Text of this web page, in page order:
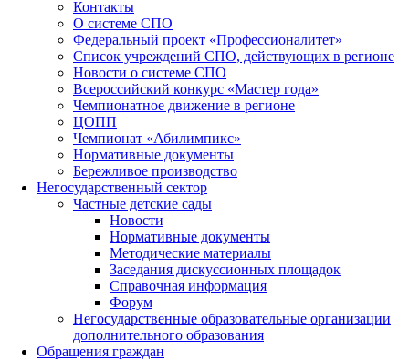
Контакты
О системе СПО
Федеральный проект «Профессионалитет»
Список учреждений СПО, действующих в регионе
Новости о системе СПО
Всероссийский конкурс «Мастер года»
Чемпионатное движение в регионе
ЦОПП
Чемпионат «Абилимпикс»
Нормативные документы
Бережливое производство
Негосударственный сектор
Частные детские сады
Новости
Нормативные документы
Методические материалы
Заседания дискуссионных площадок
Справочная информация
Форум
Негосударственные образовательные организации
дополнительного образования
Обращения граждан